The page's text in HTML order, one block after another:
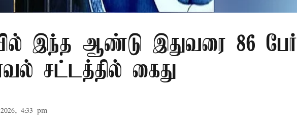
இந்த ஆண்டு இதுவரை 86 பேர்
சட்டத்தில் கைது
4:33 pm